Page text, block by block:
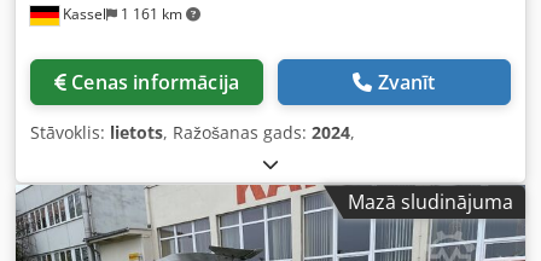
Kassel 1 161 km
Cenas informācija Zvanīt
Stāvoklis: lietots, Ražošanas gads: 2024,
Mazā sludinājuma